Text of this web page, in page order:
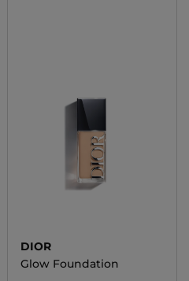
DIOR
Glow Foundation